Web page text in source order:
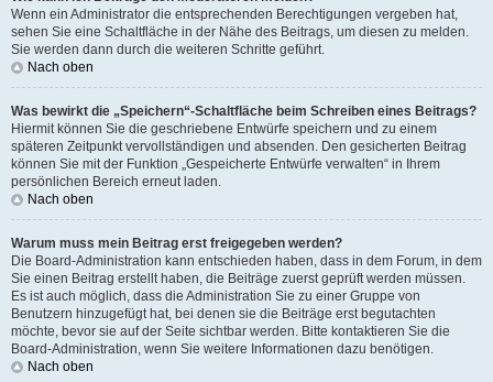
Wenn ein Administrator die entsprechenden Berechtigungen vergeben hat,
sehen Sie eine Schaltfläche in der Nähe des Beitrags, um diesen zu melden.
Sie werden dann durch die weiteren Schritte geführt.
Nach oben
Was bewirkt die „Speichern“-Schaltfläche beim Schreiben eines Beitrags?
Hiermit können Sie die geschriebene Entwürfe speichern und zu einem
späteren Zeitpunkt vervollständigen und absenden. Den gesicherten Beitrag
können Sie mit der Funktion „Gespeicherte Entwürfe verwalten“ in Ihrem
persönlichen Bereich erneut laden.
Nach oben
Warum muss mein Beitrag erst freigegeben werden?
Die Board-Administration kann entschieden haben, dass in dem Forum, in dem
Sie einen Beitrag erstellt haben, die Beiträge zuerst geprüft werden müssen.
Es ist auch möglich, dass die Administration Sie zu einer Gruppe von
Benutzern hinzugefügt hat, bei denen sie die Beiträge erst begutachten
möchte, bevor sie auf der Seite sichtbar werden. Bitte kontaktieren Sie die
Board-Administration, wenn Sie weitere Informationen dazu benötigen.
Nach oben